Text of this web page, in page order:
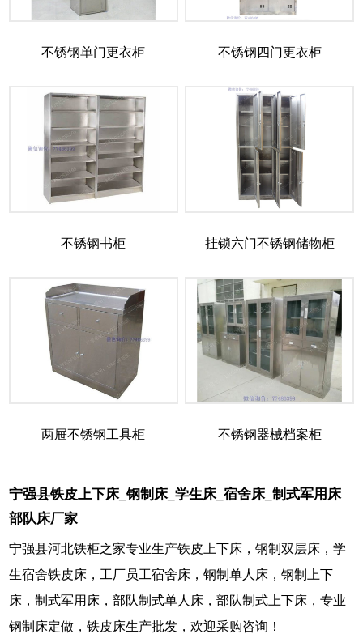
不锈钢单门更衣柜 不锈钢四门更衣柜
不锈钢书柜 挂锁六门不锈钢储物柜
两屉不锈钢工具柜 不锈钢器械档案柜
宁强县铁皮上下床_钢制床_学生床_宿舍床_制式军用床
部队床厂家
宁强县河北铁柜之家专业生产铁皮上下床，钢制双层床，学
生宿舍铁皮床，工厂员工宿舍床，钢制单人床，钢制上下
床，制式军用床，部队制式单人床，部队制式上下床，专业
钢制床定做，铁皮床生产批发，欢迎采购咨询！